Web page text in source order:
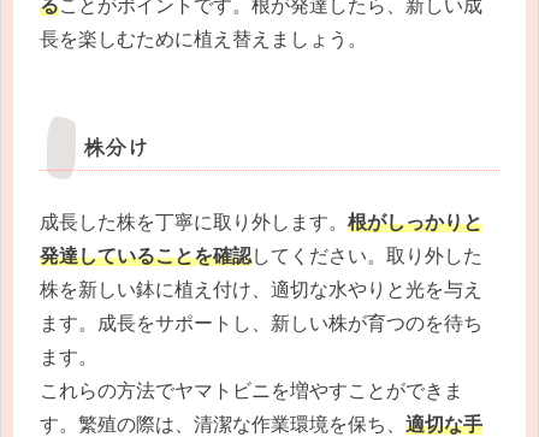
ることがポイントです。根が発達したら、新しい成
長を楽しむために植え替えましょう。
株分け
成長した株を丁寧に取り外します。 根がしっかりと
発達していることを確認してください。取り外した
株を新しい鉢に植え付け、適切な水やりと光を与え
ます。成長をサポートし、新しい株が育つのを待ち
ます。
これらの方法でヤマトビニを増やすことができま
す。繁殖の際は、清潔な作業環境を保ち、 適切な手